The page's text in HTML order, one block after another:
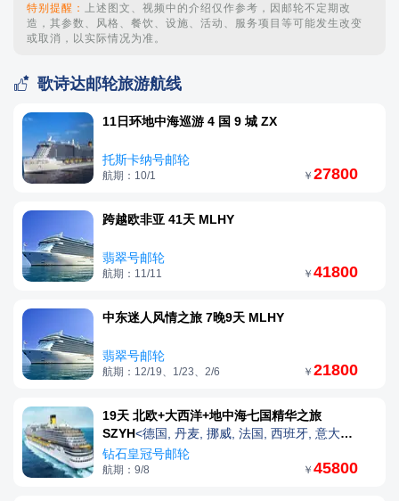
特别提醒：
上述图文、视频中的介绍仅作参考，因邮轮不定期改
造，其参数、风格、餐饮、设施、活动、服务项目等可能发生改变
或取消，以实际情况为准。
 歌诗达邮轮旅游航线
11日环地中海巡游 4 国 9 城 ZX
托斯卡纳号邮轮
航期：10/1 ￥ 27800
跨越欧非亚 41天 MLHY
翡翠号邮轮
航期：11/11 ￥ 41800
中东迷人风情之旅 7晚9天 MLHY
翡翠号邮轮
航期：12/19、1/23、2/6 ￥ 21800
19天 北欧+大西洋+地中海七国精华之旅
SZYH<德国, 丹麦, 挪威, 法国, 西班牙, 意大利,
瑞士>
钻石皇冠号邮轮
航期：9/8 ￥ 45800